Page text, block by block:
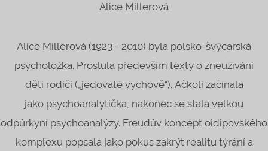
Alice Millerová
Alice Millerová (1923 - 2010) byla polsko-švýcarská
psycholožka. Proslula především texty o zneužívání
dětí rodiči („jedovaté výchově“). Ačkoli začínala
jako psychoanalytička, nakonec se stala velkou
odpůrkyní psychoanalýzy. Freudův koncept oidipovského
komplexu popsala jako pokus zakrýt realitu týrání a